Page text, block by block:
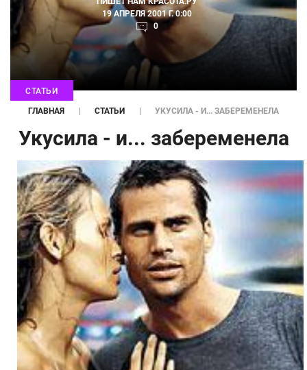
19 АПРЕЛЯ 2001 Г. 0:00
0
СТАТЬИ
ГЛАВНАЯ СТАТЬИ УКУСИЛА - И... ЗАБЕРЕМЕНЕЛА
Укусила - и... забеременела